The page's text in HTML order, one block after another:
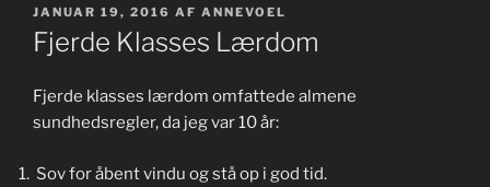
UDGIVET
DEN
JANUAR 19, 2016 AF ANNEVOEL
Fjerde Klasses Lærdom
Fjerde klasses lærdom omfattede almene
sundhedsregler, da jeg var 10 år:
Sov for åbent vindu og stå op i god tid.